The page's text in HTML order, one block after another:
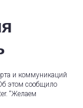
и коммуникаций
этом сообщило
“Желаем